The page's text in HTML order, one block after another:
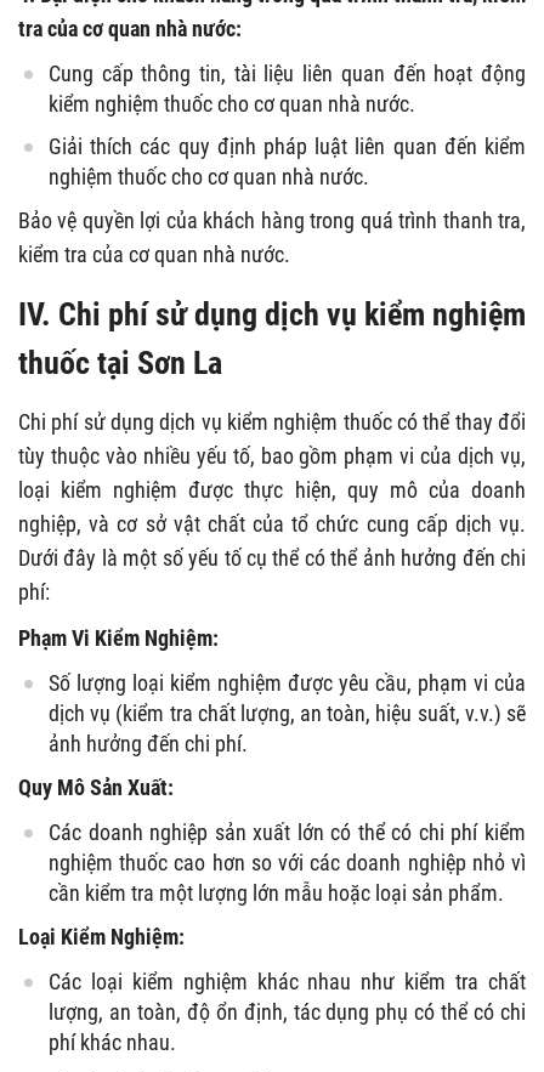
tra của cơ quan nhà nước:
Cung cấp thông tin, tài liệu liên quan đến hoạt động
kiểm nghiệm thuốc cho cơ quan nhà nước.
Giải thích các quy định pháp luật liên quan đến kiểm
nghiệm thuốc cho cơ quan nhà nước.
Bảo vệ quyền lợi của khách hàng trong quá trình thanh tra,
kiểm tra của cơ quan nhà nước.
IV. Chi phí sử dụng dịch vụ kiểm nghiệm
thuốc tại Sơn La
Chi phí sử dụng dịch vụ kiểm nghiệm thuốc có thể thay đổi
tùy thuộc vào nhiều yếu tố, bao gồm phạm vi của dịch vụ,
loại kiểm nghiệm được thực hiện, quy mô của doanh
nghiệp, và cơ sở vật chất của tổ chức cung cấp dịch vụ.
Dưới đây là một số yếu tố cụ thể có thể ảnh hưởng đến chi
phí:
Phạm Vi Kiểm Nghiệm:
Số lượng loại kiểm nghiệm được yêu cầu, phạm vi của
dịch vụ (kiểm tra chất lượng, an toàn, hiệu suất, v.v.) sẽ
ảnh hưởng đến chi phí.
Quy Mô Sản Xuất:
Các doanh nghiệp sản xuất lớn có thể có chi phí kiểm
nghiệm thuốc cao hơn so với các doanh nghiệp nhỏ vì
cần kiểm tra một lượng lớn mẫu hoặc loại sản phẩm.
Loại Kiểm Nghiệm:
Các loại kiểm nghiệm khác nhau như kiểm tra chất
lượng, an toàn, độ ổn định, tác dụng phụ có thể có chi
phí khác nhau.